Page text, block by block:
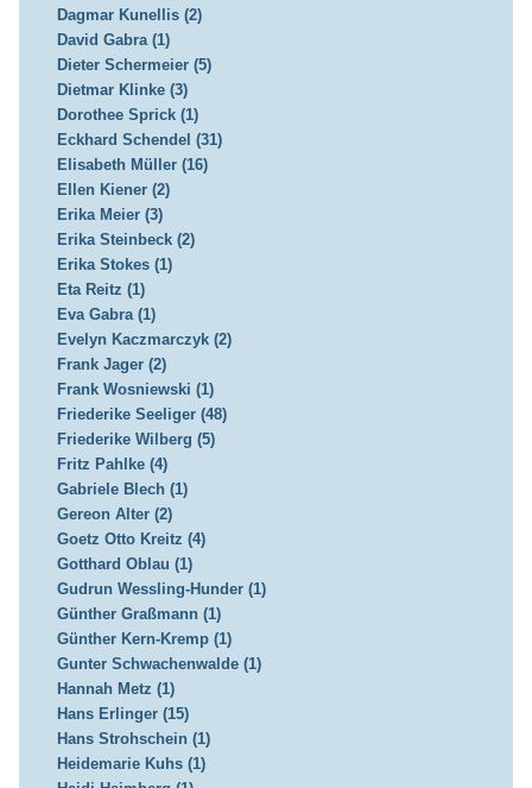
Dagmar Kunellis (2)
David Gabra (1)
Dieter Schermeier (5)
Dietmar Klinke (3)
Dorothee Sprick (1)
Eckhard Schendel (31)
Elisabeth Müller (16)
Ellen Kiener (2)
Erika Meier (3)
Erika Steinbeck (2)
Erika Stokes (1)
Eta Reitz (1)
Eva Gabra (1)
Evelyn Kaczmarczyk (2)
Frank Jager (2)
Frank Wosniewski (1)
Friederike Seeliger (48)
Friederike Wilberg (5)
Fritz Pahlke (4)
Gabriele Blech (1)
Gereon Alter (2)
Goetz Otto Kreitz (4)
Gotthard Oblau (1)
Gudrun Wessling-Hunder (1)
Günther Graßmann (1)
Günther Kern-Kremp (1)
Gunter Schwachenwalde (1)
Hannah Metz (1)
Hans Erlinger (15)
Hans Strohschein (1)
Heidemarie Kuhs (1)